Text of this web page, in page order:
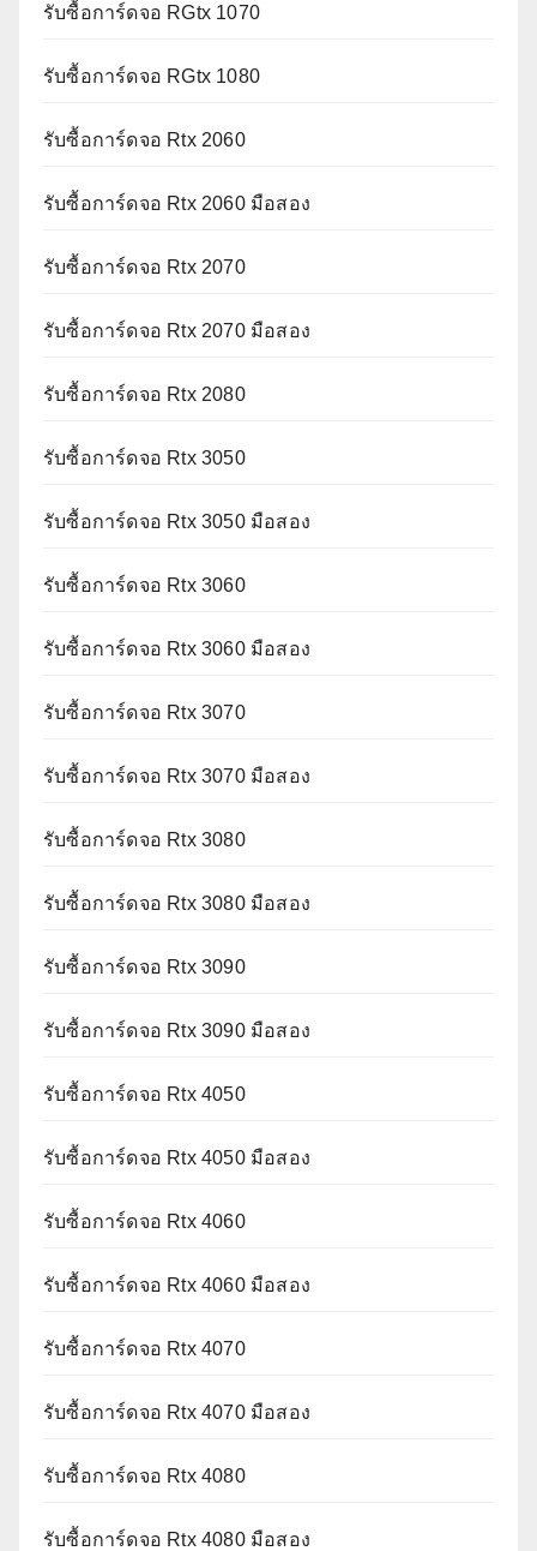
รับซื้อการ์ดจอ RGtx 1070
รับซื้อการ์ดจอ RGtx 1080
รับซื้อการ์ดจอ Rtx 2060
รับซื้อการ์ดจอ Rtx 2060 มือสอง
รับซื้อการ์ดจอ Rtx 2070
รับซื้อการ์ดจอ Rtx 2070 มือสอง
รับซื้อการ์ดจอ Rtx 2080
รับซื้อการ์ดจอ Rtx 3050
รับซื้อการ์ดจอ Rtx 3050 มือสอง
รับซื้อการ์ดจอ Rtx 3060
รับซื้อการ์ดจอ Rtx 3060 มือสอง
รับซื้อการ์ดจอ Rtx 3070
รับซื้อการ์ดจอ Rtx 3070 มือสอง
รับซื้อการ์ดจอ Rtx 3080
รับซื้อการ์ดจอ Rtx 3080 มือสอง
รับซื้อการ์ดจอ Rtx 3090
รับซื้อการ์ดจอ Rtx 3090 มือสอง
รับซื้อการ์ดจอ Rtx 4050
รับซื้อการ์ดจอ Rtx 4050 มือสอง
รับซื้อการ์ดจอ Rtx 4060
รับซื้อการ์ดจอ Rtx 4060 มือสอง
รับซื้อการ์ดจอ Rtx 4070
รับซื้อการ์ดจอ Rtx 4070 มือสอง
รับซื้อการ์ดจอ Rtx 4080
รับซื้อการ์ดจอ Rtx 4080 มือสอง